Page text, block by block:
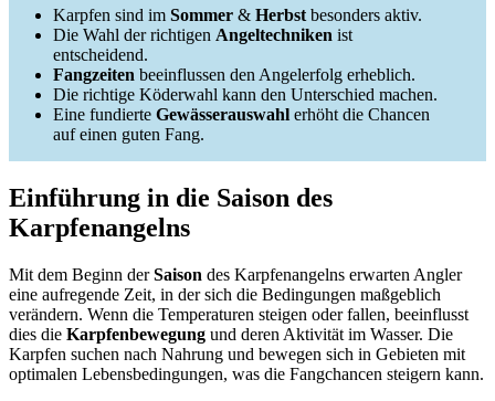
Karpfen sind im Sommer & Herbst besonders aktiv.
Die Wahl der richtigen Angeltechniken ist
entscheidend.
Fangzeiten beeinflussen den Angelerfolg erheblich.
Die richtige Köderwahl kann den Unterschied machen.
Eine fundierte Gewässerauswahl erhöht die Chancen
auf einen guten Fang.
Einführung in die Saison des
Karpfenangelns
Mit dem Beginn derSaison des Karpfenangelns erwarten Angler
eine aufregende Zeit, in der sich die Bedingungen maßgeblich
verändern. Wenn die Temperaturen steigen oder fallen, beeinflusst
dies die Karpfenbewegung und deren Aktivität im Wasser. Die
Karpfen suchen nach Nahrung und bewegen sich in Gebieten mit
optimalen Lebensbedingungen, was die Fangchancen steigern kann.